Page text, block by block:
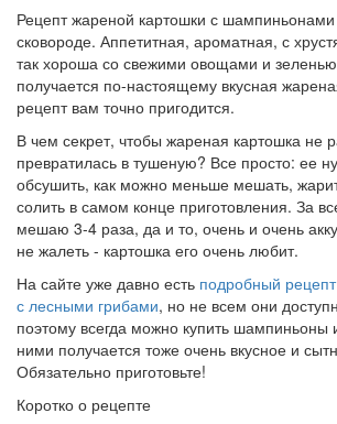
Рецепт жареной картошки с
сковороде. Аппетитная, ароматная, с
так хороша со свежими овощами и
получается по-настоящему вкусная
рецепт вам точно пригодится.
В чем секрет, чтобы жареная картошка не
превратилась в тушеную? Все просто: ее
обсушить, как можно меньше мешать,
солить в самом конце приготовления. За
мешаю 3-4 раза, да и то, очень и очень
не жалеть - картошка его очень любит.
На сайте уже давно есть подробный
с лесными грибами, но не всем они
поэтому всегда можно купить шампиньоны
ними получается тоже очень вкусное и
Обязательно приготовьте!
Коротко о рецепте